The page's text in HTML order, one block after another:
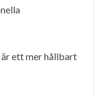
ett mer hållbart